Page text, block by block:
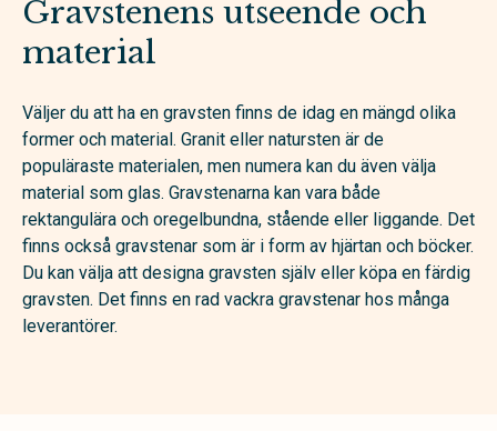
Gravstenens utseende och
material
Väljer du att ha en gravsten finns de idag en mängd olika
former och material. Granit eller natursten är de
populäraste materialen, men numera kan du även välja
material som glas. Gravstenarna kan vara både
rektangulära och oregelbundna, stående eller liggande. Det
finns också gravstenar som är i form av hjärtan och böcker.
Du kan välja att designa gravsten själv eller köpa en färdig
gravsten. Det finns en rad vackra gravstenar hos många
leverantörer.